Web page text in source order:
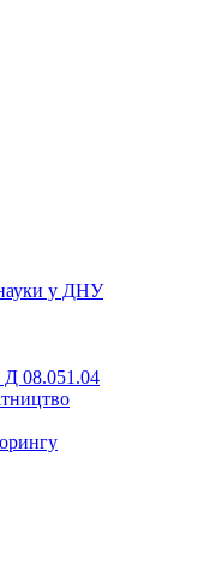
науки у ДНУ
Д 08.051.04